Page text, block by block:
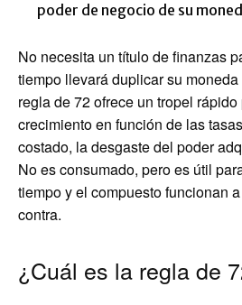
poder de negocio de su
No necesita un título de finanzas
tiempo llevará duplicar su
regla de 72 ofrece un tropel
crecimiento en función de las
costado, la desgaste del poder
No es consumado, pero es útil
tiempo y el compuesto funcionan
contra.
¿Cuál es la regla de